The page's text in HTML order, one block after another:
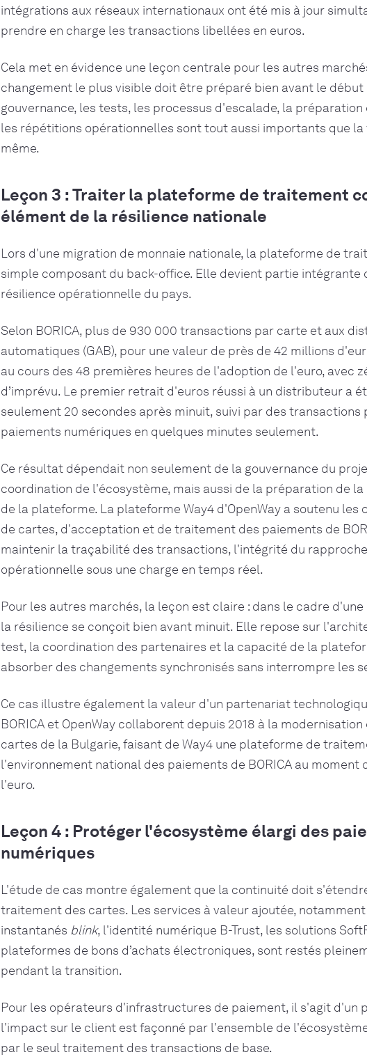
intégrations aux réseaux internationaux ont été mis à jour
prendre en charge les transactions libellées en euros.
Cela met en évidence une leçon centrale pour les autres
changement le plus visible doit être préparé bien avant le début
gouvernance, les tests, les processus d'escalade, la
les répétitions opérationnelles sont tout aussi importants que
même.
Leçon 3 : Traiter la plateforme de traitement
élément de la résilience nationale
Lors d'une migration de monnaie nationale, la plateforme de
simple composant du back-office. Elle devient partie intégrante
résilience opérationnelle du pays.
Selon BORICA, plus de 930 000 transactions par carte et aux
automatiques (GAB), pour une valeur de près de 42 millions
au cours des 48 premières heures de l'adoption de l'euro, avec
d’imprévu. Le premier retrait d'euros réussi à un distributeur a
seulement 20 secondes après minuit, suivi par des transactions
paiements numériques en quelques minutes seulement.
Ce résultat dépendait non seulement de la gouvernance du
coordination de l'écosystème, mais aussi de la préparation de
de la plateforme. La plateforme Way4 d'OpenWay a soutenu les
de cartes, d'acceptation et de traitement des paiements de
maintenir la traçabilité des transactions, l'intégrité du
opérationnelle sous une charge en temps réel.
Pour les autres marchés, la leçon est claire : dans le cadre
la résilience se conçoit bien avant minuit. Elle repose sur
test, la coordination des partenaires et la capacité de la
absorber des changements synchronisés sans interrompre les
Ce cas illustre également la valeur d'un partenariat
BORICA et OpenWay collaborent depuis 2018 à la
cartes de la Bulgarie, faisant de Way4 une plateforme de
l'environnement national des paiements de BORICA au moment
l'euro.
Leçon 4 : Protéger l'écosystème élargi des
numériques
L'étude de cas montre également que la continuité doit
traitement des cartes. Les services à valeur ajoutée,
instantanés blink, l'identité numérique B-Trust, les solutions
plateformes de bons d’achats électroniques, sont restés
pendant la transition.
Pour les opérateurs d'infrastructures de paiement, il s'agit d'un
l'impact sur le client est façonné par l'ensemble de
par le seul traitement des transactions de base.